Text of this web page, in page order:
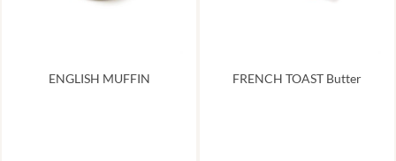
ENGLISH MUFFIN FRENCH TOAST Butter